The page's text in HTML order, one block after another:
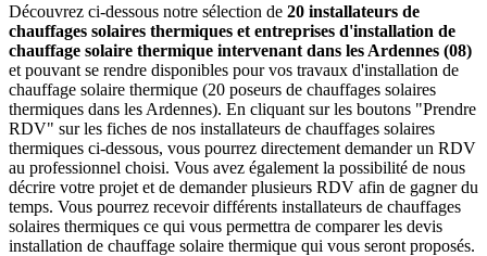
Découvrez ci-dessous notre sélection de 20 installateurs de
chauffages solaires thermiques et entreprises d'installation de
chauffage solaire thermique intervenant dans les Ardennes (08)
et pouvant se rendre disponibles pour vos travaux d'installation de
chauffage solaire thermique (20 poseurs de chauffages solaires
thermiques dans les Ardennes). En cliquant sur les boutons "Prendre
RDV" sur les fiches de nos installateurs de chauffages solaires
thermiques ci-dessous, vous pourrez directement demander un RDV
au professionnel choisi. Vous avez également la possibilité de nous
décrire votre projet et de demander plusieurs RDV afin de gagner du
temps. Vous pourrez recevoir différents installateurs de chauffages
solaires thermiques ce qui vous permettra de comparer les devis
installation de chauffage solaire thermique qui vous seront proposés.